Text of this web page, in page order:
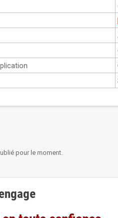
pour le moment.